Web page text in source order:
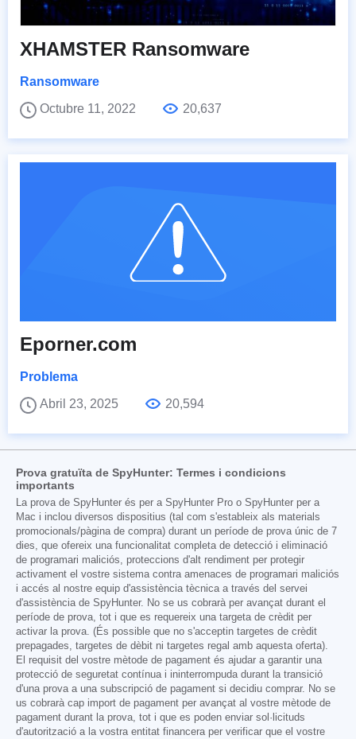
XHAMSTER Ransomware
Ransomware
Octubre 11, 2022
20,637
Eporner.com
Problema
Abril 23, 2025
20,594
Prova gratuïta de SpyHunter: Termes i condicions
importants
La prova de SpyHunter és per a SpyHunter Pro o SpyHunter per a
Mac i inclou diversos dispositius (tal com s'estableix als materials
promocionals/pàgina de compra) durant un període de prova únic de 7
dies, que ofereix una funcionalitat completa de detecció i eliminació
de programari maliciós, proteccions d'alt rendiment per protegir
activament el vostre sistema contra amenaces de programari maliciós
i accés al nostre equip d'assistència tècnica a través del servei
d'assistència de SpyHunter. No se us cobrarà per avançat durant el
període de prova, tot i que es requereix una targeta de crèdit per
activar la prova. (És possible que no s'acceptin targetes de crèdit
prepagades, targetes de dèbit ni targetes regal amb aquesta oferta).
El requisit del vostre mètode de pagament és ajudar a garantir una
protecció de seguretat contínua i ininterrompuda durant la transició
d'una prova a una subscripció de pagament si decidiu comprar. No se
us cobrarà cap import de pagament per avançat al vostre mètode de
pagament durant la prova, tot i que es poden enviar sol·licituds
d'autorització a la vostra entitat financera per verificar que el vostre